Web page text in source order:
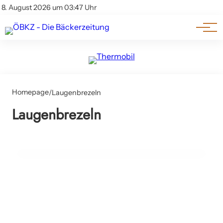
8. August 2026 um 03:47 Uhr
Impressum & Offenlegung
Am Wort
Genuss & Trends
Homepage/Laugenbrezeln
Laugenbrezeln
Deutsche Brezel trifft auf Wiener Flair: